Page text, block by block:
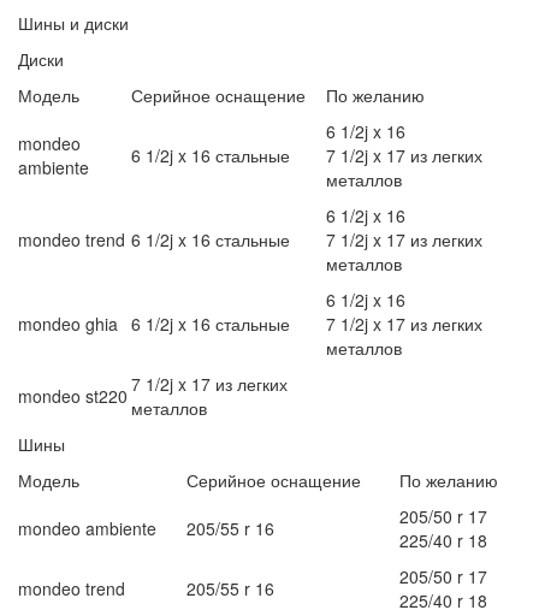
Шины и диски
Диски
Модель
Серийное оснащение
По желанию
mondeo
ambiente
6 1/2j x 16 стальные
6 1/2j x 16
7 1/2j x 17 из легких
металлов
mondeo trend 6 1/2j x 16 стальные
6 1/2j x 16
7 1/2j x 17 из легких
металлов
mondeo ghia 6 1/2j x 16 стальные
6 1/2j x 16
7 1/2j x 17 из легких
металлов
mondeo st220 7 1/2j x 17 из легких
металлов
Шины
Модель
Серийное оснащение
По желанию
mondeo ambiente
205/55 r 16
205/50 r 17
225/40 r 18
mondeo trend
205/55 r 16
205/50 r 17
225/40 r 18